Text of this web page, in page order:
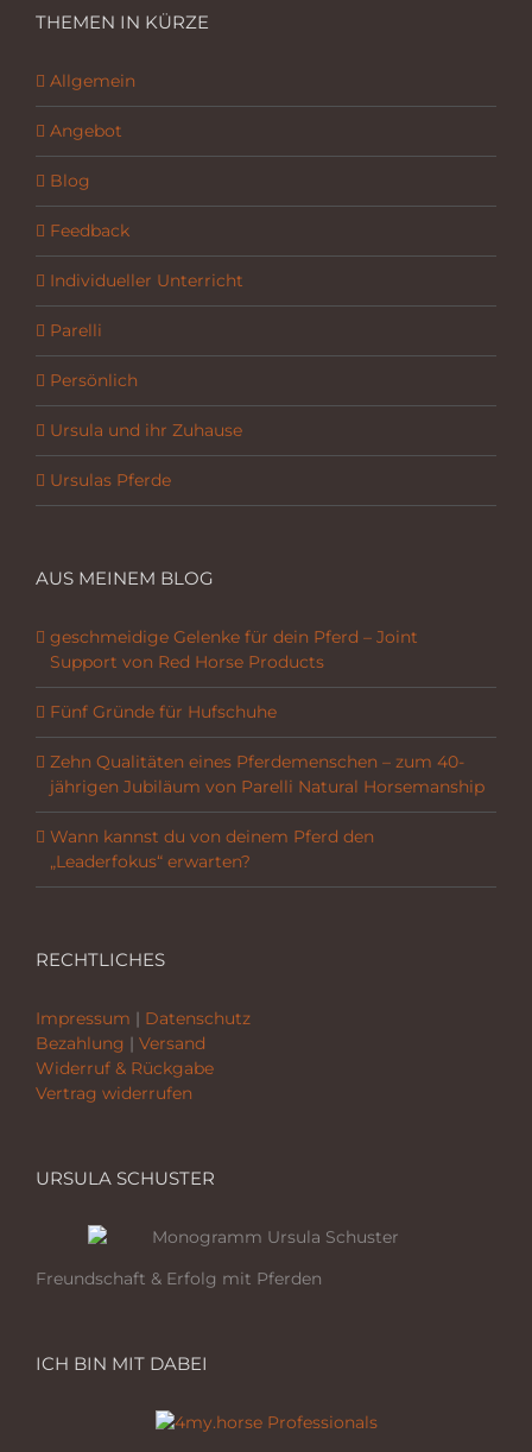
THEMEN IN KÜRZE
Allgemein
Angebot
Blog
Feedback
Individueller Unterricht
Parelli
Persönlich
Ursula und ihr Zuhause
Ursulas Pferde
AUS MEINEM BLOG
geschmeidige Gelenke für dein Pferd – Joint
Support von Red Horse Products
Fünf Gründe für Hufschuhe
Zehn Qualitäten eines Pferdemenschen – zum 40-
jährigen Jubiläum von Parelli Natural Horsemanship
Wann kannst du von deinem Pferd den
„Leaderfokus“ erwarten?
RECHTLICHES
Impressum | Datenschutz
Bezahlung | Versand
Widerruf & Rückgabe
Vertrag widerrufen
URSULA SCHUSTER
Freundschaft & Erfolg mit Pferden
ICH BIN MIT DABEI